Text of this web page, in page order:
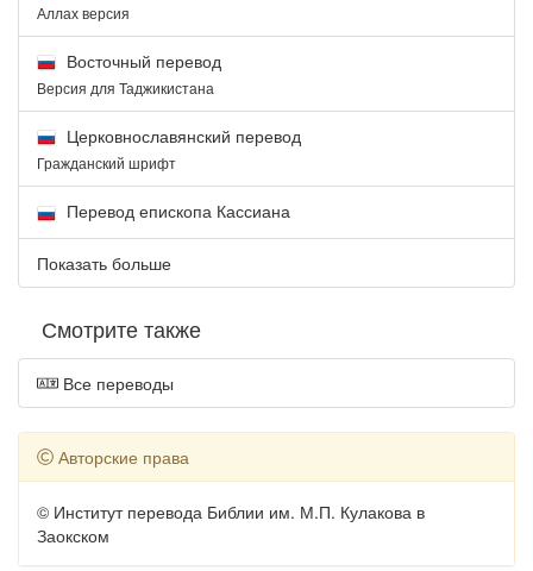
Аллах версия
Восточный перевод
Версия для Таджикистана
Церковнославянский перевод
Гражданский шрифт
Перевод епископа Кассиана
Показать больше
Смотрите также
Все переводы
Авторские права
© Институт перевода Библии им. М.П. Кулакова в
Заокском